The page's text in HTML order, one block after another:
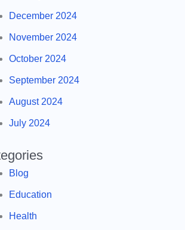
December 2024
November 2024
October 2024
September 2024
August 2024
July 2024
Blog
Education
Health